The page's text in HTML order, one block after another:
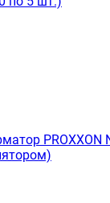
PROXXON